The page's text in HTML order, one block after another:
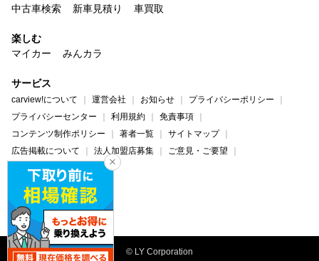
中古車検索
新車見積り 車買取
楽しむ
マイカー
みんカラ
サービス
carview!について 運営会社 お知らせ
プライバシーポリシー
プライバシーセンター
利用規約
免責事項
コンテンツ制作ポリシー
著者一覧
サイトマップ
広告掲載について
法人加盟店募集
ご意見・ご要望
ヘルプ・お問い合わせ
carview! Yahoo! JAPAN
© LY Corporation